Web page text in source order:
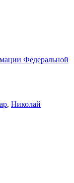
Федеральной
, Николай